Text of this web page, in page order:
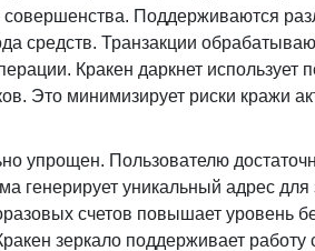
Поддерживаются
средств. Транзакции
Кракен даркнет
Это минимизирует риски кражи
упрощен. Пользователю
генерирует уникальный адрес
счетов повышает уровень
зеркало поддерживает